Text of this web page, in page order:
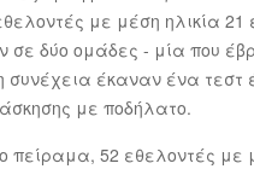
με μέση ηλικία 21
σε δύο ομάδες - μία που
συνέχεια έκαναν ένα τεστ
με ποδήλατο.
πείραμα, 52 εθελοντές με